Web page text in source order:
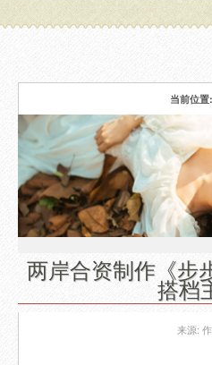
当前位置:
两岸合资制作《步
搭档
来源: